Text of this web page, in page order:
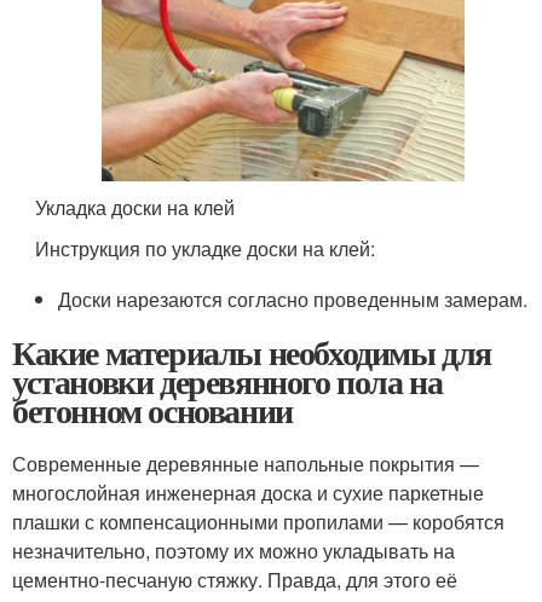
Укладка доски на клей
Инструкция по укладке доски на клей:
Доски нарезаются согласно проведенным замерам.
Какие материалы необходимы для
установки деревянного пола на
бетонном основании
Современные деревянные напольные покрытия —
многослойная инженерная доска и сухие паркетные
плашки с компенсационными пропилами — коробятся
незначительно, поэтому их можно укладывать на
цементно-песчаную стяжку. Правда, для этого её